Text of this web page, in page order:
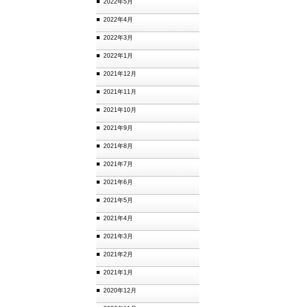
2022年5月
2022年4月
2022年3月
2022年1月
2021年12月
2021年11月
2021年10月
2021年9月
2021年8月
2021年7月
2021年6月
2021年5月
2021年4月
2021年3月
2021年2月
2021年1月
2020年12月